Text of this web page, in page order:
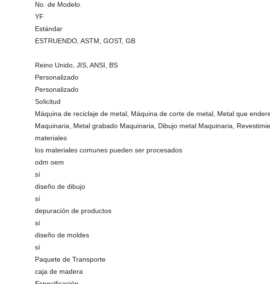
No. de Modelo.
YF
Estándar
ESTRUENDO, ASTM, GOST, GB
Reino Unido, JIS, ANSI, BS
Personalizado
Personalizado
Solicitud
Máquina de reciclaje de metal, Máquina de corte de metal, Metal que
Maquinaria, Metal grabado Maquinaria, Dibujo metal Maquinaria,
materiales
los materiales comunes pueden ser procesados
odm oem
sí
diseño de dibujo
sí
depuración de productos
sí
diseño de moldes
sí
Paquete de Transporte
caja de madera